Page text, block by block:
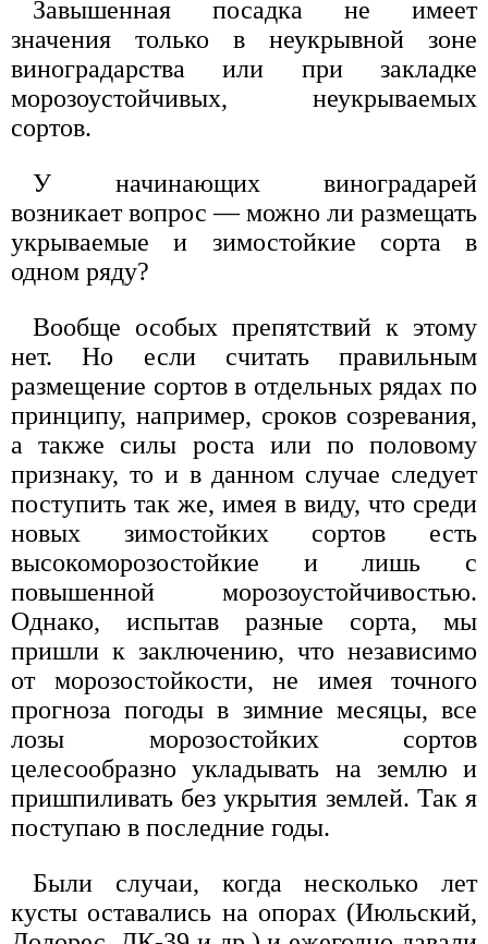
Завышенная посадка не имеет
значения только в неукрывной зоне
виноградарства или при закладке
морозоустойчивых, неукрываемых
сортов.
У начинающих виноградарей
возникает вопрос — можно ли размещать
укрываемые и зимостойкие сорта в
одном ряду?
Вообще особых препятствий к этому
нет. Но если считать правильным
размещение сортов в отдельных рядах по
принципу, например, сроков созревания,
а также силы роста или по половому
признаку, то и в данном случае следует
поступить так же, имея в виду, что среди
новых зимостойких сортов есть
высокоморозостойкие и лишь с
повышенной морозоустойчивостью.
Однако, испытав разные сорта, мы
пришли к заключению, что независимо
от морозостойкости, не имея точного
прогноза погоды в зимние месяцы, все
лозы морозостойких сортов
целесообразно укладывать на землю и
пришпиливать без укрытия землей. Так я
поступаю в последние годы.
Были случаи, когда несколько лет
кусты оставались на опорах (Июльский,